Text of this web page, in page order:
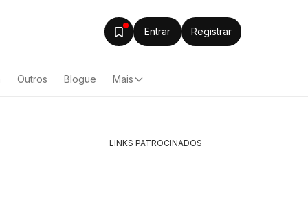
Entrar Registrar
Outros Blogue Mais
LINKS PATROCINADOS